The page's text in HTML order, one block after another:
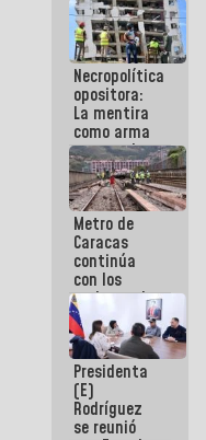
optimizar
manejo de
escombros
en La Guaira
Necropolítica
opositora:
La mentira
como arma
contra el
Pueblo
Metro de
Caracas
continúa
con los
trabajos de
mantenimiento
e inspección
en la Línea 2
Presidenta
(E)
Rodríguez
se reunió